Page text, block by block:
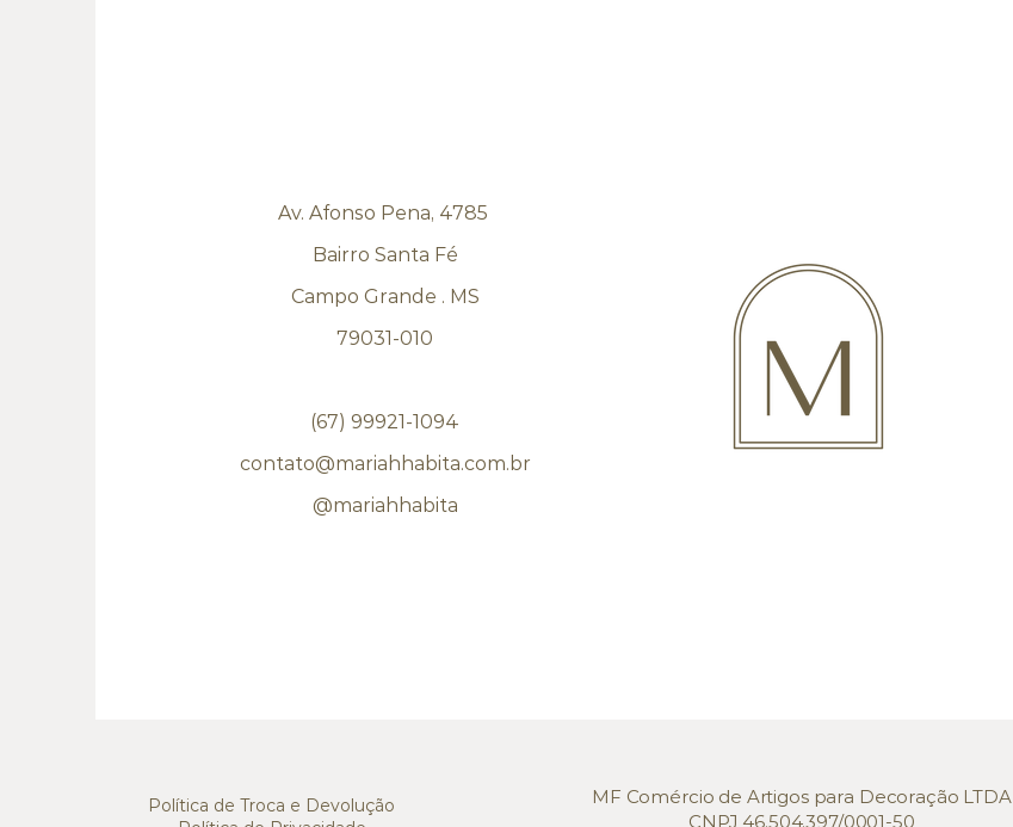
Av. Afonso Pena, 4785
Bairro Santa Fé
Campo Grande . MS
79031-010
(67) 99921-1094
contato@mariahhabita.com.br
@mariahhabita
Política de Troca e Devolução
MF Comércio de Artigos para Decoração LTDA
CNPJ 46.504.397/0001-50